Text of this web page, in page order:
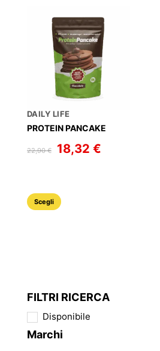
più
varianti.
Le
opzioni
possono
essere
nella
del
DAILY LIFE
PROTEIN PANCAKE
22,90€
Il
prezzo
18,32 €Il
prezzo
Scegli
Questo
opzioni
essere
scelte
FILTRI RICERCA
Disponibile
Marchi